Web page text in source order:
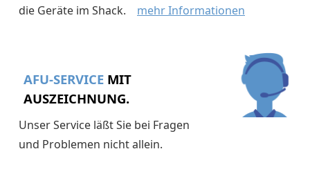
die Geräte im Shack. mehr Informationen
AFU-SERVICE MIT
AUSZEICHNUNG.
Unser Service läßt Sie bei Fragen
und Problemen nicht allein.